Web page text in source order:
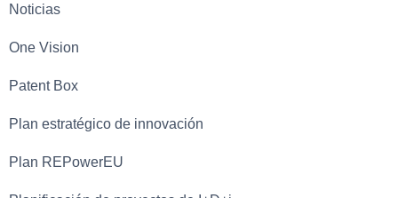
Noticias
One Vision
Patent Box
Plan estratégico de innovación
Plan REPowerEU